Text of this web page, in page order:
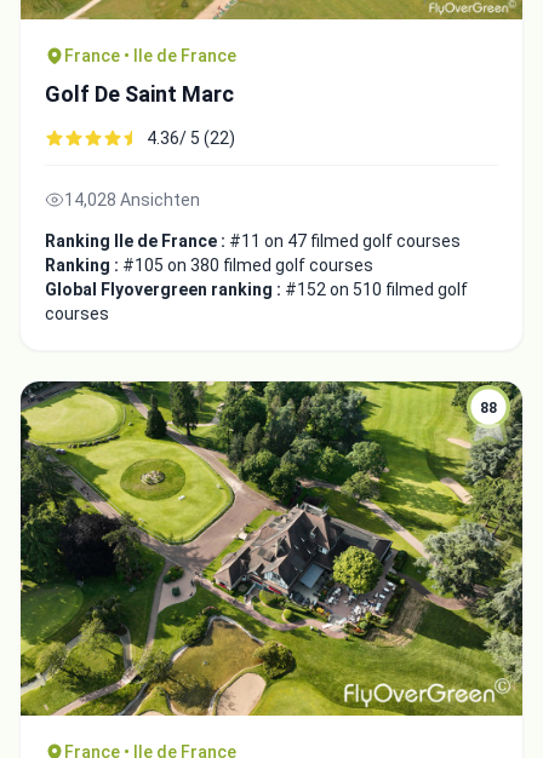
France • Ile de France
Golf De Saint Marc
4.36/ 5 (22)
14,028 Ansichten
Ranking Ile de France : #11 on 47 filmed golf courses
Ranking : #105 on 380 filmed golf courses
Global Flyovergreen ranking : #152 on 510 filmed golf
courses
88
France • Ile de France
Integrate video
Video choice:
Copy to Clipboard